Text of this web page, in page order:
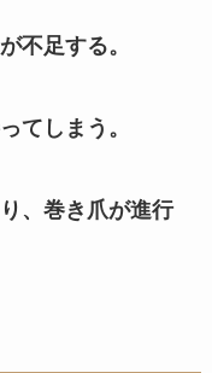
不足する。
てしまう。
、巻き爪が進行